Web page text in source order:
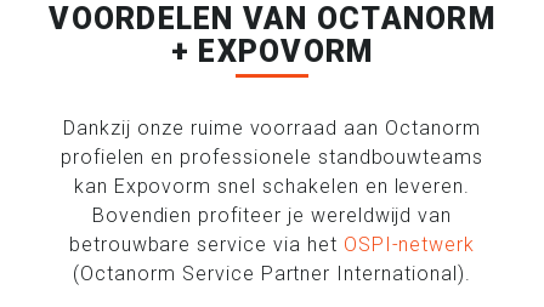
VOORDELEN VAN OCTANORM
+ EXPOVORM
Dankzij onze ruime voorraad aan Octanorm
profielen en professionele standbouwteams
kan Expovorm snel schakelen en leveren.
Bovendien profiteer je wereldwijd van
betrouwbare service via het OSPI-netwerk
(Octanorm Service Partner International).